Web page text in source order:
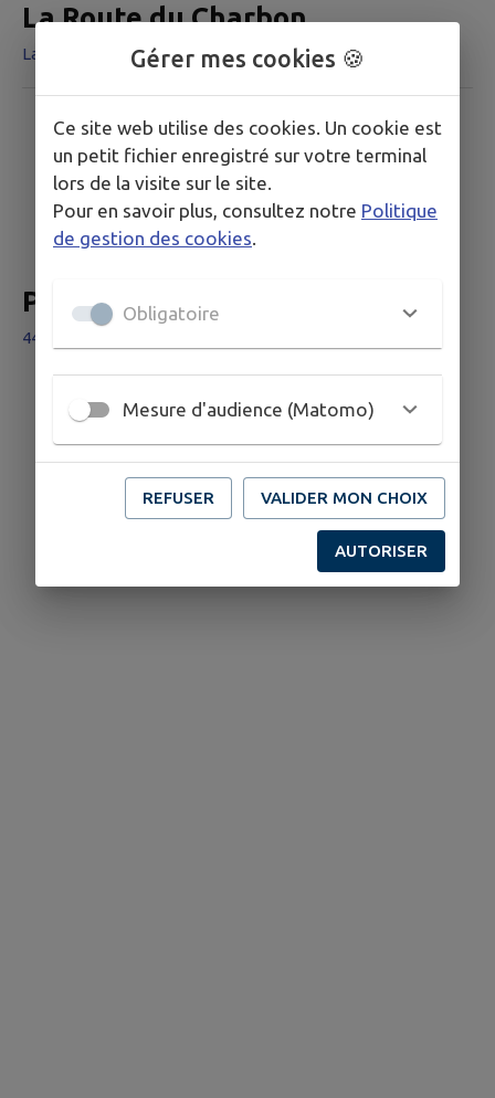
La Route du Charbon
La Guibretière, 44440 Teillé
Parcours FAMILLE
44440 Teillé
Gérer mes cookies 🍪
Ce site web utilise des cookies. Un cookie est
un petit fichier enregistré sur votre terminal
lors de la visite sur le site.
Pour en savoir plus, consultez notre Politique
de gestion des cookies
Obligatoire
Mesure d'audience (Matomo)
REFUSER VALIDER MON CHOIX
AUTORISER